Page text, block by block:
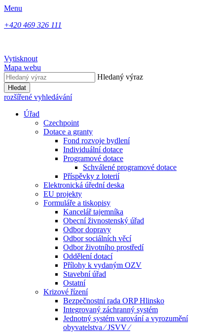
Menu
+420 469 326 111
Vytisknout
Mapa webu
Hledaný výraz
Hledat
rozšířené vyhledávání
Úřad
Czechpoint
Dotace a granty
Fond rozvoje bydlení
Individuální dotace
Programové dotace
Schválené programové dotace
Příspěvky z loterií
Elektronická úřední deska
EU projekty
Formuláře a tiskopisy
Kancelář tajemníka
Obecní živnostenský úřad
Odbor dopravy
Odbor sociálních věcí
Odbor životního prostředí
Oddělení dotací
Přílohy k vydaným OZV
Stavební úřad
Ostatní
Krizové řízení
Bezpečnostní rada ORP Hlinsko
Integrovaný záchranný systém
Jednotný systém varování a vyrozumění
obyvatelstva ⁄ JSVV ⁄